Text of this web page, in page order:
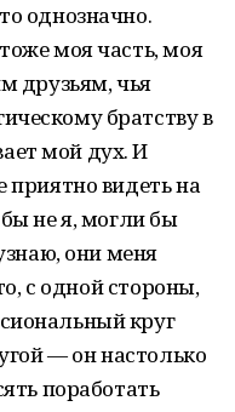
однозначно.
моя часть, моя
друзьям, чья
братству в
мой дух. И
приятно видеть на
не я, могли бы
они меня
с одной стороны,
круг
— он настолько
поработать